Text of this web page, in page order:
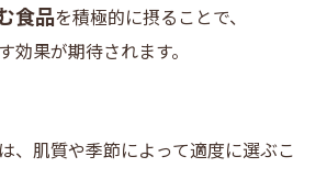
食品を積極的に摂ることで、
効果が期待されます。
、肌質や季節によって適度に選ぶこ